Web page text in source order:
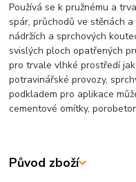
Používá se k pružnému a
spár, průchodů ve stěnách
nádržích a sprchových
svislých ploch opatřených
pro trvale vlhké prostředí
potravinářské provozy,
podkladem pro aplikace
cementové omítky,
Původ zboží